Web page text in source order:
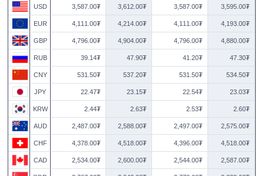
USD 3,587.00₮ 3,612.00₮ 3,587.00₮ 3,595.00₮
EUR 4,111.00₮ 4,214.00₮ 4,111.00₮ 4,193.00₮
GBP 4,796.00₮ 4,904.00₮ 4,796.00₮ 4,880.00₮
RUB 39.14₮ 47.90₮ 41.20₮ 47.30₮
CNY 531.50₮ 537.20₮ 531.50₮ 534.50₮
JPY 22.47₮ 23.15₮ 22.54₮ 23.03₮
KRW 2.44₮ 2.63₮ 2.53₮ 2.60₮
AUD 2,487.00₮ 2,588.00₮ 2,497.00₮ 2,575.00₮
CHF 4,378.00₮ 4,518.00₮ 4,396.00₮ 4,518.00₮
CAD 2,534.00₮ 2,600.00₮ 2,544.00₮ 2,587.00₮